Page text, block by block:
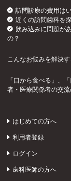
訪問診療の費用は
近くの訪問歯科を
飲み込みに問題が
の？
こんなお悩みを解決
「口から食べる」、
者・医療関係者の交
はじめての方へ
利用者登録
ログイン
歯科医師の方へ